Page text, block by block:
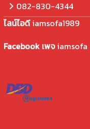
082-830-4344
ไลน์ไอดี iamsofa1989
Facebook เพจ iamsofa